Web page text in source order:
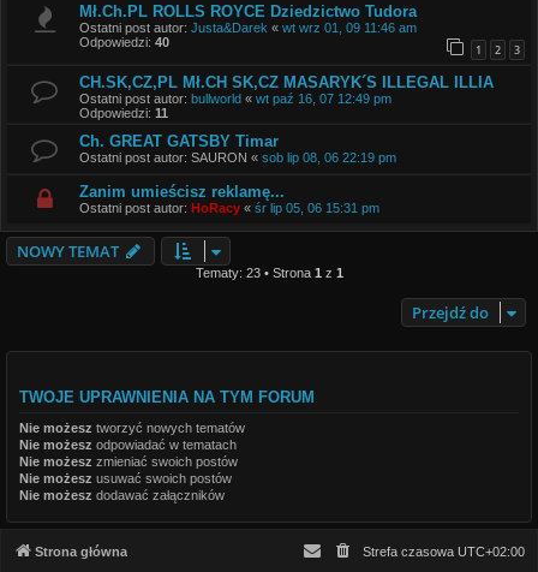
Mł.Ch.PL ROLLS ROYCE Dziedzictwo Tudora
Ostatni post autor: Justa&Darek « wt wrz 01, 09 11:46 am
Odpowiedzi: 40 1 2 3
CH.SK,CZ,PL Mł.CH SK,CZ MASARYK´S ILLEGAL ILLIA
Ostatni post autor: bullworld « wt paź 16, 07 12:49 pm
Odpowiedzi: 11
Ch. GREAT GATSBY Timar
Ostatni post autor: SAURON « sob lip 08, 06 22:19 pm
Zanim umieścisz reklamę...
Ostatni post autor: HoRacy « śr lip 05, 06 15:31 pm
NOWY TEMAT
Tematy: 23 • Strona 1 z 1
Przejdź do
TWOJE UPRAWNIENIA NA TYM FORUM
Nie możesz tworzyć nowych tematów
Nie możesz odpowiadać w tematach
Nie możesz zmieniać swoich postów
Nie możesz usuwać swoich postów
Nie możesz dodawać załączników
Strona główna Strefa czasowa UTC+02:00